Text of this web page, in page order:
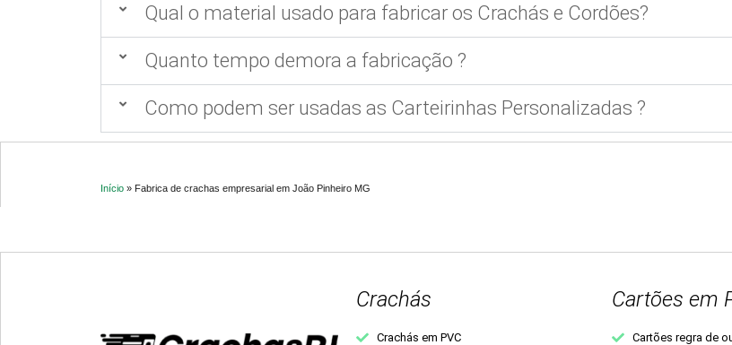
Qual o material usado para fabricar os Crachás e Cordões?
Quanto tempo demora a fabricação ?
Como podem ser usadas as Carteirinhas Personalizadas ?
Início » Fabrica de crachas empresarial em João Pinheiro MG
Crachás
Crachás em PVC
Cartões em
Cartões regra de